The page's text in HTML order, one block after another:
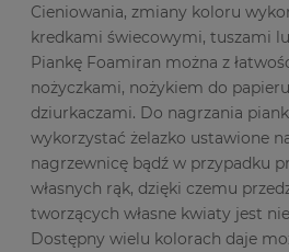
Cieniowania, zmiany koloru
kredkami świecowymi, tuszami
Piankę Foamiran można z
nożyczkami, nożykiem do
dziurkaczami. Do nagrzania
wykorzystać żelazko ustawione
nagrzewnicę bądź w przypadku
własnych rąk, dzięki czemu
tworzących własne kwiaty jest
Dostępny wielu kolorach daje